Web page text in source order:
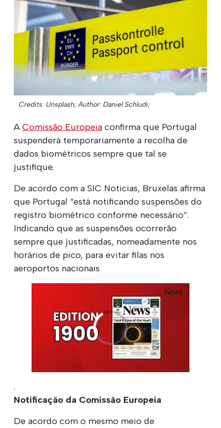
Credits: Unsplash; Author: Daniel Schludi;
A Comissão Europeia confirma que Portugal
suspenderá temporariamente a recolha de
dados biométricos sempre que tal se
justifique.
De acordo com a SIC Noticias, Bruxelas afirma
que Portugal “está notificando suspensões do
registro biométrico conforme necessário”.
Indicando que as suspensões ocorrerão
sempre que justificadas, nomeadamente nos
horários de pico, para evitar filas nos
aeroportos nacionais
.
Notificação da Comissão Europeia
De acordo com o mesmo meio de